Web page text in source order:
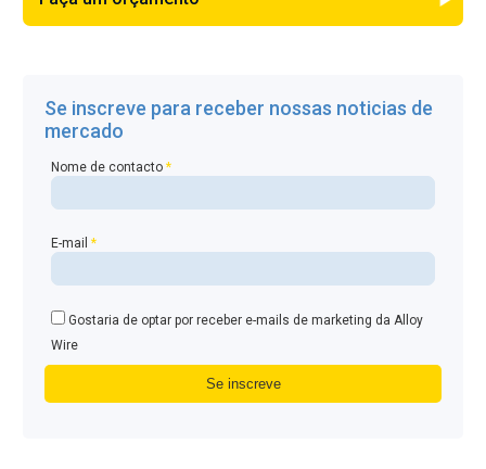
Se inscreve para receber nossas noticias de
mercado
Nome de contacto*
E-mail*
Gostaria de optar por receber e-mails de marketing da Alloy
Wire